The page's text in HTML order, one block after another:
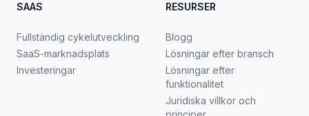
SAAS
Fullständig cykelutveckling
SaaS-marknadsplats
Investeringar
RESURSER
Blogg
Lösningar efter bransch
Lösningar efter
funktionalitet
Juridiska villkor och